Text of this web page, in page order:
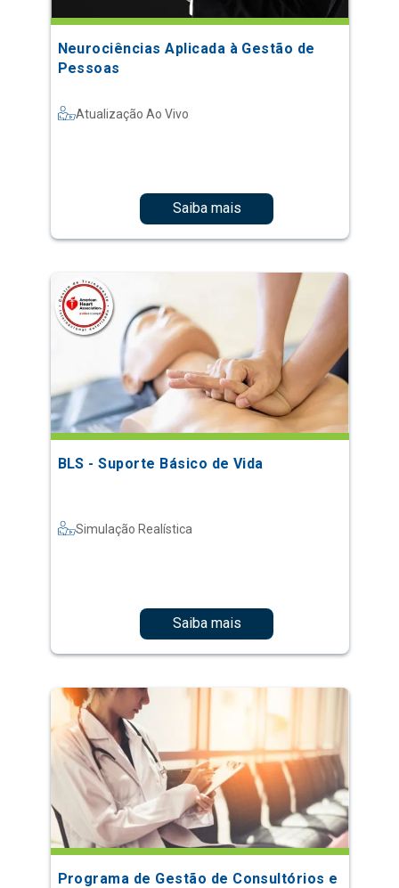
Neurociências Aplicada à Gestão de
Pessoas
Atualização Ao Vivo
Saiba mais
BLS - Suporte Básico de Vida
Simulação Realística
Saiba mais
Programa de Gestão de Consultórios e